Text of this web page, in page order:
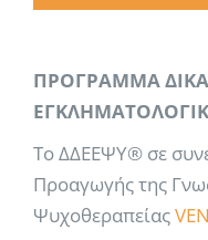
ΠΡΟΓΡΑΜΜΑ
Το ΔΔΕΕΨΥ® σε
Προαγωγής της
Ψυχοθεραπείας